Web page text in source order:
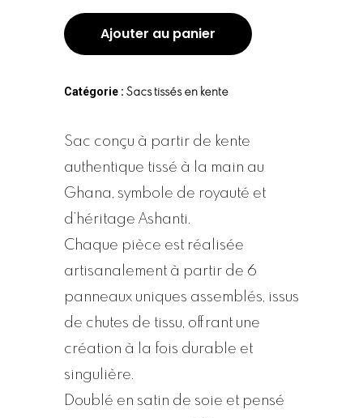
Ajouter au panier
Catégorie : Sacs tissés en kente
Sac conçu à partir de kente
authentique tissé à la main au
Ghana, symbole de royauté et
d’héritage Ashanti.
Chaque pièce est réalisée
artisanalement à partir de 6
panneaux uniques assemblés, issus
de chutes de tissu, offrant une
création à la fois durable et
singulière.
Doublé en satin de soie et pensé